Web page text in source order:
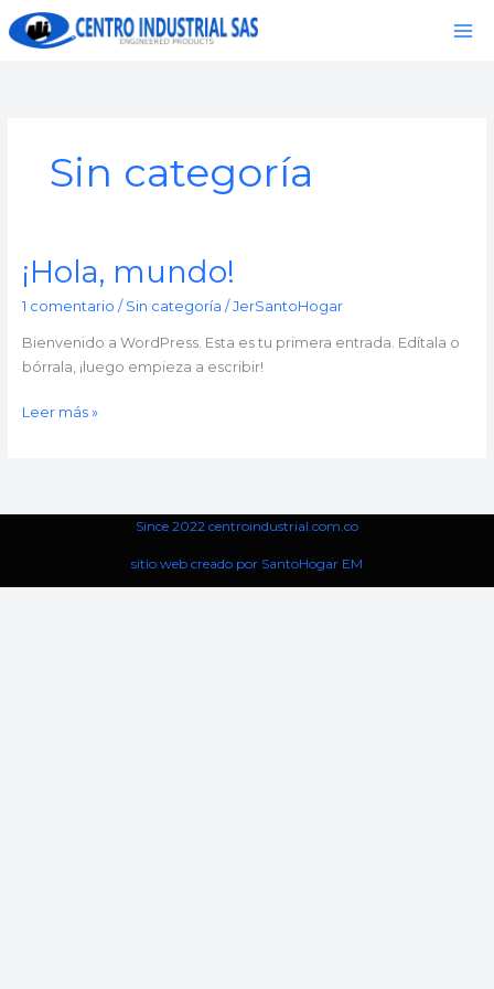
al
Sin categoría
¡Hola, mundo!
1 comentario / Sin categoría / JerSantoHogar
Bienvenido a WordPress. Esta es tu primera entrada. Edítala o
bórrala, ¡luego empieza a escribir!
¡Hola,
mundo!
Leer más »
Since 2022 centroindustrial.com.co
sitio web creado por SantoHogar EM